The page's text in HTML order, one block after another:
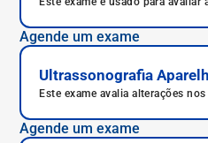
Agende um exame
Ultrassonografia
Este exame avalia alterações
presença de cálculos ou
Agende um exame